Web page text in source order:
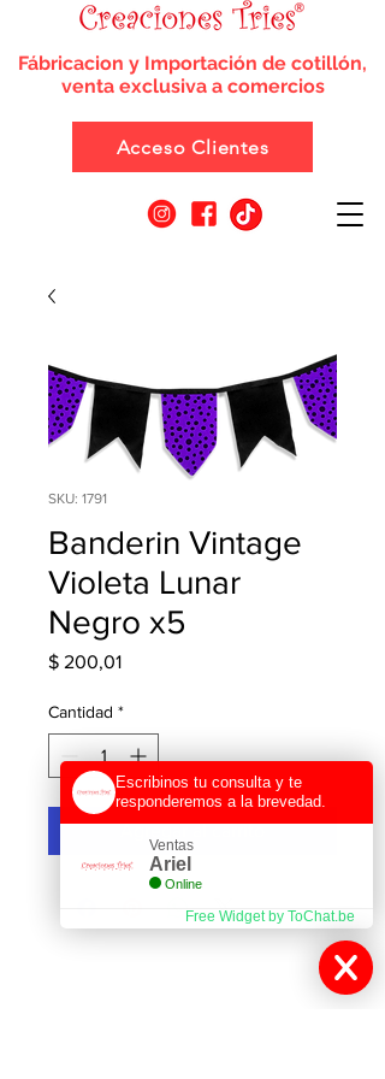
Fábricacion y Importación de cotillón,
venta exclusiva a comercios
Acceso Clientes
SKU: 1791
Banderin Vintage
Violeta Lunar
Negro x5
$ 200,01Precio
Cantidad *
Agregar al carrito
Gutiérrez 368 (Villa Lynch) San Martín cp
Escribinos tu consulta y te
responderemos a la brevedad.
Ventas
Ariel
Online
Free Widget by ToChat.be